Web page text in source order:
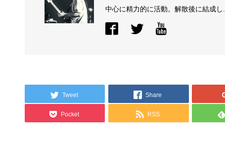
中心に精力的に活動。解散後に結成し
Tweet Share
Pocket RSS